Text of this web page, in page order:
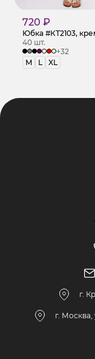
720 ₽
Юбка #КТ2103,
40 шт.
+32
M
L XL
г.
г.